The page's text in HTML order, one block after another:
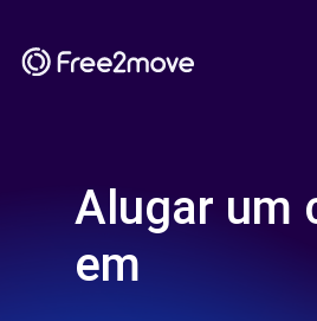
Alugar um
em